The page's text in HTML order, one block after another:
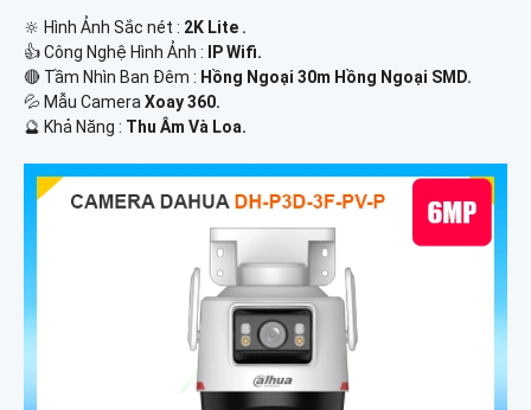
🔆 Hình Ảnh Sắc nét : 2K Lite .
👍 Công Nghệ Hình Ảnh : IP Wifi.
🔴 Tầm Nhìn Ban Đêm : Hồng Ngoại 30m Hồng Ngoại SMD.
💦 Mẫu Camera Xoay 360.
️🔮 Khả Năng : Thu Âm Và Loa.